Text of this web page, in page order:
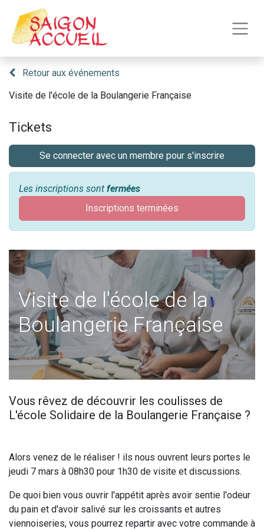
Retour aux événements
Visite de l'école de la Boulangerie Française
Tickets
Se connecter avec un membre pour s'inscrire
Les inscriptions sont fermées
Inscriptions terminées
Visite de l'école de la
Boulangerie Française
Vous rêvez de découvrir les coulisses de
L'école Solidaire de la Boulangerie Française ?
Alors venez de le réaliser ! ils nous ouvrent leurs portes le
jeudi 7 mars à 08h30 pour 1h30 de visite et discussions.
De quoi bien vous ouvrir l'appétit après avoir sentie l'odeur
du pain et d'avoir salivé sur les croissants et autres
viennoiseries, vous pourrez repartir avec votre commande à